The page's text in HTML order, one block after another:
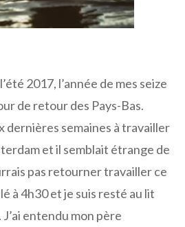
2017, l’année de mes seize
de retour des Pays-Bas.
dernières semaines à travailler
et il semblait étrange de
pas retourner travailler ce
à 4h30 et je suis resté au lit
entendu mon père